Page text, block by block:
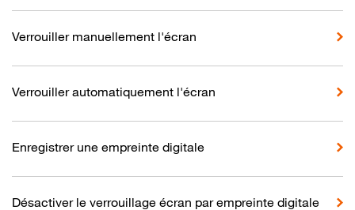
Verrouiller manuellement l'écran
Verrouiller automatiquement l'écran
Enregistrer une empreinte digitale
Désactiver le verrouillage écran par empreinte digitale